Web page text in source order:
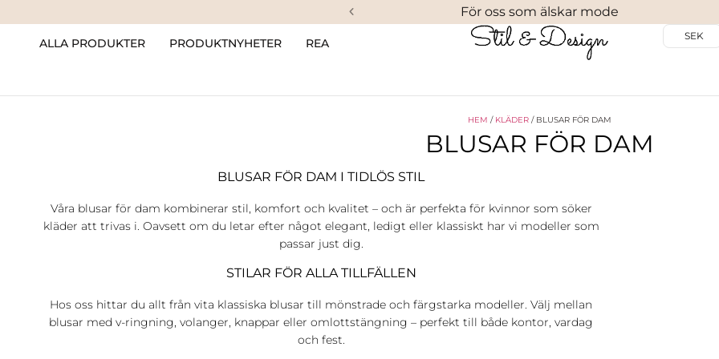
För oss som älskar mode
ALLA PRODUKTER PRODUKTNYHETER REA
SEK
HEM / KLÄDER/ BLUSAR FÖR DAM
BLUSAR FÖR DAM
BLUSAR FÖR DAM I TIDLÖS STIL
Våra blusar för dam kombinerar stil, komfort och kvalitet – och är perfekta för kvinnor som söker
kläder att trivas i. Oavsett om du letar efter något elegant, ledigt eller klassiskt har vi modeller som
passar just dig.
STILAR FÖR ALLA TILLFÄLLEN
Hos oss hittar du allt från vita klassiska blusar till mönstrade och färgstarka modeller. Välj mellan
blusar med v-ringning, volanger, knappar eller omlottstängning – perfekt till både kontor, vardag
och fest.